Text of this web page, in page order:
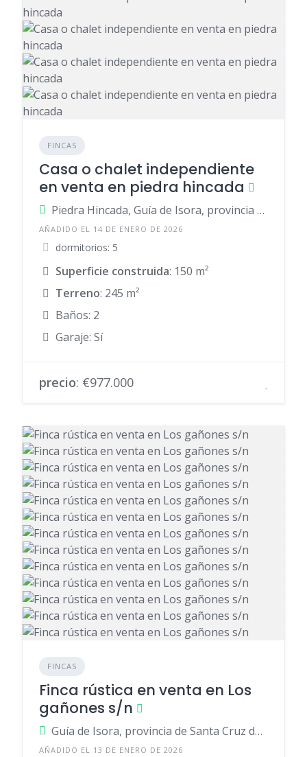
FINCAS
Casa o chalet independiente
en venta en piedra hincada
Piedra Hincada, Guía de Isora, provincia de Santa Cruz de Tenerife, España
AÑADIDO EL 14 DE ENERO DE 2026
dormitorios: 5
Superficie construida: 150 m²
Terreno: 245 m²
Baños: 2
Garaje: Sí
precio: €977.000
FINCAS
Finca rústica en venta en Los
gañones s/n
Guía de Isora, provincia de Santa Cruz de Tenerife, provincia de Santa Cruz de Tenerife, España
AÑADIDO EL 13 DE ENERO DE 2026